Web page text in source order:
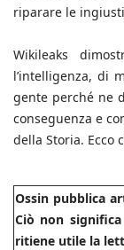
riparare le
Wikileaks
l’intelligenza, di
gente perché ne
conseguenza e
della Storia. Ecco
Ossin pubblica
Ciò non
ritiene utile la